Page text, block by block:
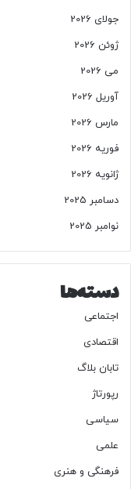
جولای 2026
ژوئن 2026
می 2026
آوریل 2026
مارس 2026
فوریه 2026
ژانویه 2026
دسامبر 2025
نوامبر 2025
دسته‌ها
اجتماعی
اقتصادی
تابان بلاگ
رپورتاژ
سیاسی
علمی
فرهنگی و هنری